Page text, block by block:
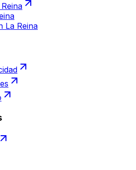
La Reina